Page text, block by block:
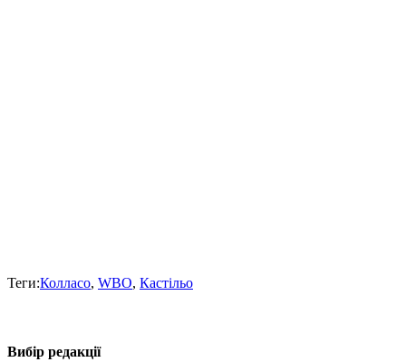
Теги:Колласо, WBO, Кастільо
Вибір редакції